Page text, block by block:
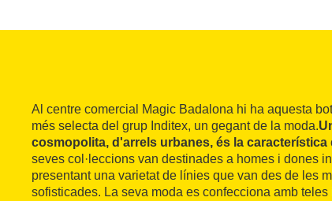
Al centre comercial Magic Badalona hi ha aquesta
més selecta del grup Inditex, un gegant de la moda.
cosmopolita, d'arrels urbanes, és la característica
seves col·leccions van destinades a homes i dones
presentant una varietat de línies que van des de les
sofisticades. La seva moda es confecciona amb